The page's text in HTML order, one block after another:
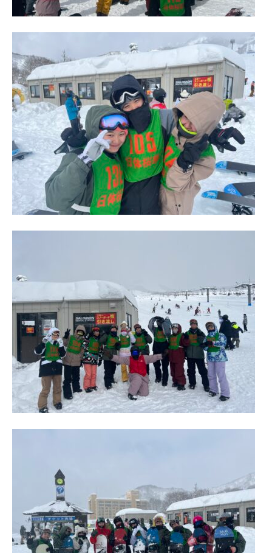
指定校推薦
進学指導イベント（キャリアイベント）
卒業生の声
その他 Others
在校生の方
新型コロナウイルス感染症罹患証明書
インフルエンザ罹患証明書
登校許可証明書
卒業生の方
桜育会（同窓会）
日体大桜華U-15
Youtube公式チャンネル
寄付金のお願い
系列校紹介
個人情報保護